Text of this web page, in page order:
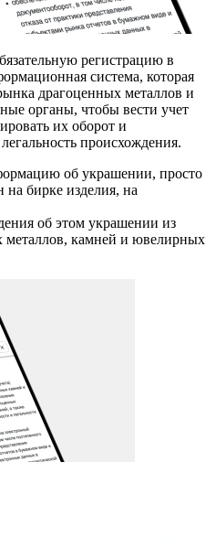
регистрацию в
система, которая
драгоценных металлов и
органы, чтобы вести учет
их оборот и
происхождения.
об украшении, просто
бирке изделия, на
об этом украшении из
металлов, камней и ювелирных